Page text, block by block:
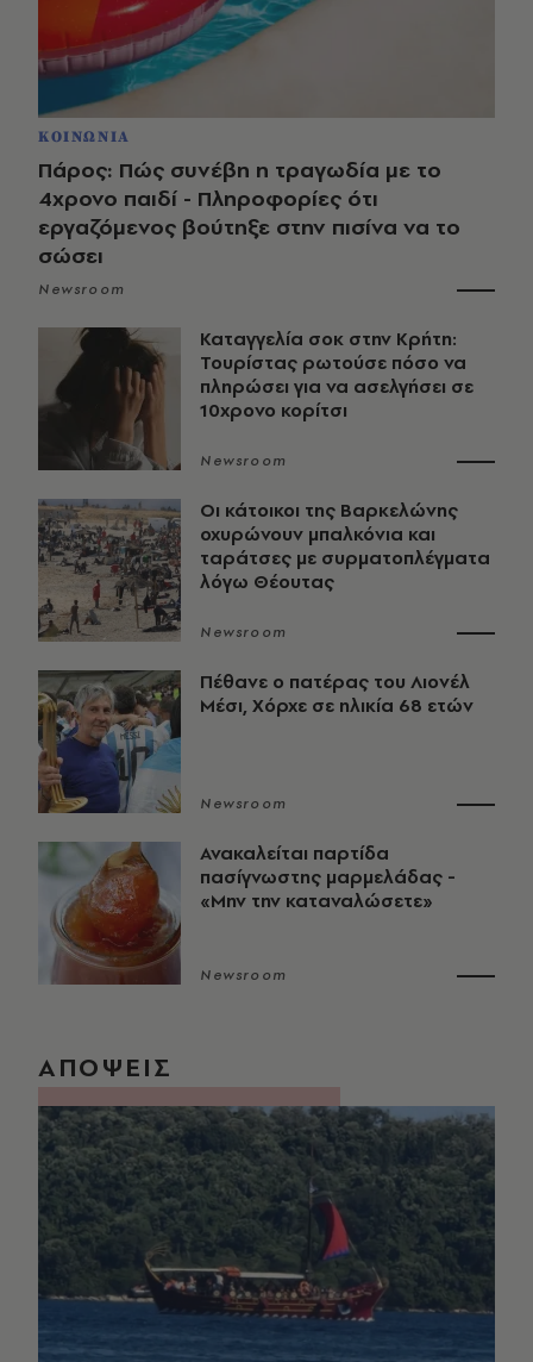
ΚΟΙΝΩΝΙΑ
Πάρος: Πώς συνέβη η τραγωδία με το
4χρονο παιδί - Πληροφορίες ότι
εργαζόμενος βούτηξε στην πισίνα να το
σώσει
Newsroom
Καταγγελία σοκ στην Κρήτη:
Τουρίστας ρωτούσε πόσο να
πληρώσει για να ασελγήσει σε
10χρονο κορίτσι
Newsroom
Οι κάτοικοι της Βαρκελώνης
οχυρώνουν μπαλκόνια και
ταράτσες με συρματοπλέγματα
λόγω Θέουτας
Newsroom
Πέθανε ο πατέρας του Λιονέλ
Μέσι, Χόρχε σε ηλικία 68 ετών
Newsroom
Ανακαλείται παρτίδα
πασίγνωστης μαρμελάδας -
«Μην την καταναλώσετε»
Newsroom
ΑΠΟΨΕΙΣ